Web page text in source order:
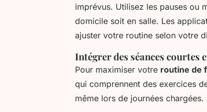
imprévus. Utilisez les pauses ou
domicile soit en salle. Les
ajuster votre routine selon votre
Intégrer des séances courtes
Pour maximiser votre routine de
qui comprennent des exercices
même lors de journées chargées.